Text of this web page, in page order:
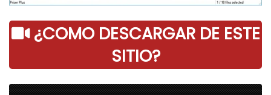
¿COMO DESCARGAR DE ESTE
SITIO?